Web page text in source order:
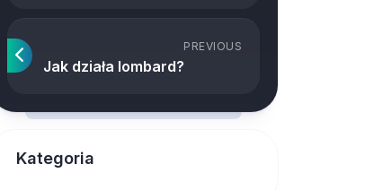
PREVIOUS
Jak działa lombard?
Kategoria